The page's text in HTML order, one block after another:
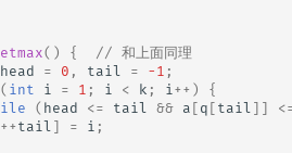
() {
// 和上面同理
head = 0 , tail = -1 ;
( int i = 1 ; i < k ; i ++ )
{
( head <= tail && a [ q [ tail ]]
++ tail ] = i ;